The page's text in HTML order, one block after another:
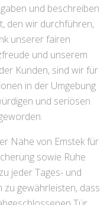
und beschreiben
den wir durchführen,
unserer fairen
und unserem
Kunden, sind wir für
in der Umgebung
und seriösen
Nähe von Emstek für
sowie Ruhe
jeder Tages- und
gewährleisten, dass